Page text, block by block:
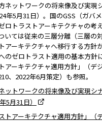
ネットワークの将来像及び実現
年5月31日）。国のGSS（ガバ
ロトラストアーキテクチャの考
いては従来の三層分離（三層の
アーキテクチャへ移行する方針
のゼロトラスト適用の基本方針
アーキテクチャ適用方針」（デ
、2022年6月策定）も参照。
ットワークの将来像及び実現シ
5月31日）
トアーキテクチャ適用方針」（